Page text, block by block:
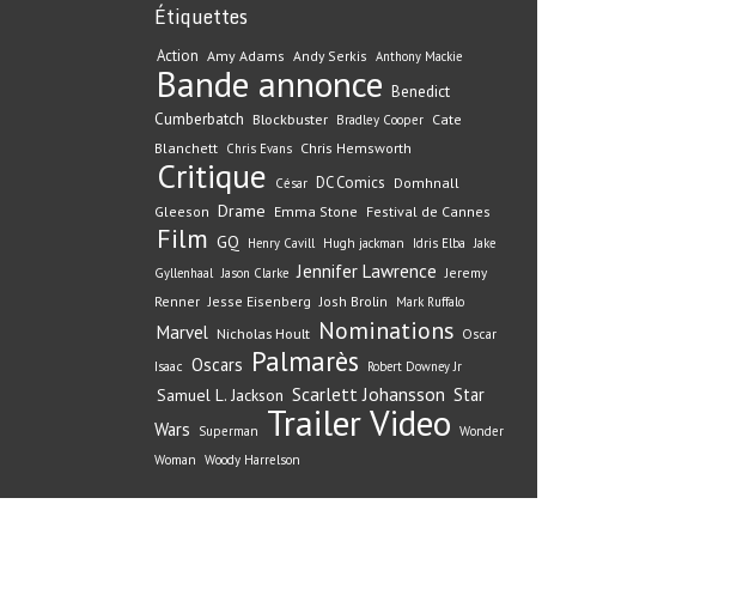
Étiquettes
Action Amy Adams Andy Serkis Anthony Mackie
Bande annonce Benedict
Cumberbatch Blockbuster Bradley Cooper Cate
Blanchett Chris Evans Chris Hemsworth
Critique César DC Comics Domhnall
Gleeson Drame Emma Stone Festival de Cannes
Film GQ Henry Cavill Hugh jackman Idris Elba Jake
Gyllenhaal Jason Clarke Jennifer Lawrence Jeremy
Renner Jesse Eisenberg Josh Brolin Mark Ruffalo
Marvel Nicholas Hoult Nominations Oscar
Isaac Oscars Palmarès Robert Downey Jr
Samuel L. Jackson Scarlett Johansson Star
Wars
Superman TrailerVideo Wonder
Woman Woody Harrelson